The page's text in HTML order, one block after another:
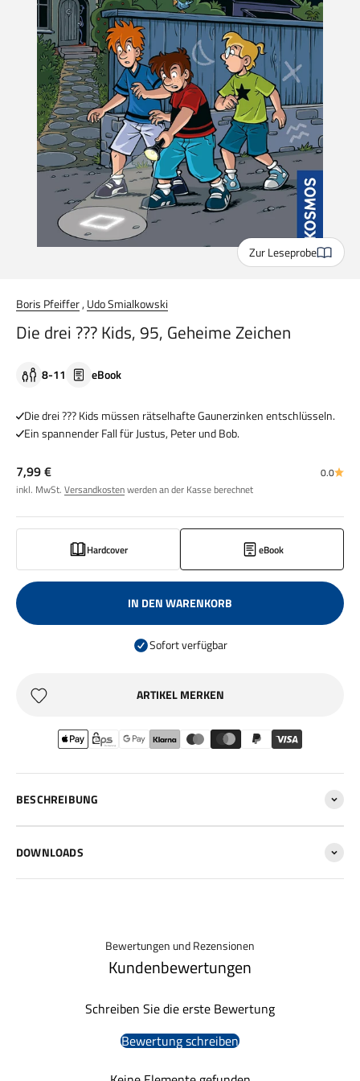
Zur Leseprobe
Boris Pfeiffer,Udo Smialkowski
Die drei ??? Kids, 95, Geheime Zeichen
8-11 eBook
Die drei ??? Kids müssen rätselhafte Gaunerzinken entschlüsseln.
Ein spannender Fall für Justus, Peter und Bob.
Angebot
7,99 €
inkl. MwSt. Versandkostenwerden an der Kasse berechnet
0.0
Hardcover eBook
IN DEN WARENKORB
Sofort verfügbar
ARTIKEL MERKEN
BESCHREIBUNG
DOWNLOADS
Bewertungen und Rezensionen
Kundenbewertungen
Schreiben Sie die erste Bewertung
Bewertung schreiben